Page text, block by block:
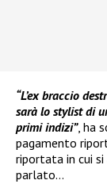
“L’ex braccio
sarà lo stylist di
primi indizi”, ha
pagamento
riportata in cui si
parlato…